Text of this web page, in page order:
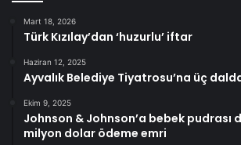
Mart 18, 2026
Türk Kızılay’dan ‘huzurlu’ iftar
Haziran 12, 2025
Ayvalık Belediye Tiyatrosu’na üç
Ekim 9, 2025
Johnson & Johnson’a bebek pudrası
milyon dolar ödeme emri